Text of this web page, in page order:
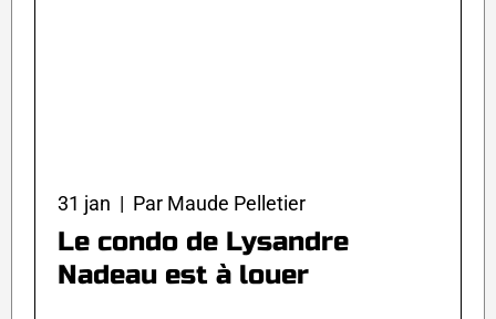
31 jan | Par Maude Pelletier
Le condo de Lysandre
Nadeau est à louer